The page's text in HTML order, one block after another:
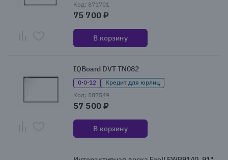
Код: 871701
75 700 ₽
В корзину
IQBoard DVT TN082
0·0·12
Кредит для юрлиц
Код: 587549
57 500 ₽
В корзину